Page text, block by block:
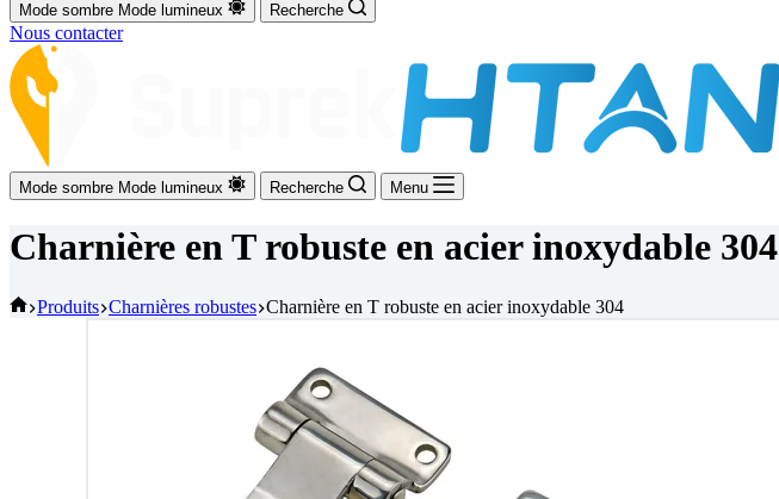
Mode sombre Mode lumineux Recherche
Nous contacter
Mode sombre Mode lumineux Recherche Menu
Charnière en T robuste en acier inoxydable 304
Accueil
Produits Charnières robustes Charnière en T robuste en acier inoxydable 304